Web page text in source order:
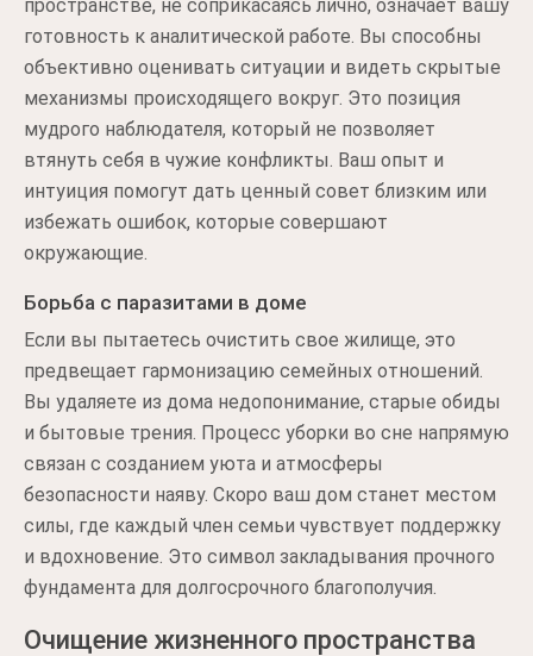
пространстве, не соприкасаясь лично, означает вашу
готовность к аналитической работе. Вы способны
объективно оценивать ситуации и видеть скрытые
механизмы происходящего вокруг. Это позиция
мудрого наблюдателя, который не позволяет
втянуть себя в чужие конфликты. Ваш опыт и
интуиция помогут дать ценный совет близким или
избежать ошибок, которые совершают
окружающие.
Борьба с паразитами в доме
Если вы пытаетесь очистить свое жилище, это
предвещает гармонизацию семейных отношений.
Вы удаляете из дома недопонимание, старые обиды
и бытовые трения. Процесс уборки во сне напрямую
связан с созданием уюта и атмосферы
безопасности наяву. Скоро ваш дом станет местом
силы, где каждый член семьи чувствует поддержку
и вдохновение. Это символ закладывания прочного
фундамента для долгосрочного благополучия.
Очищение жизненного пространства